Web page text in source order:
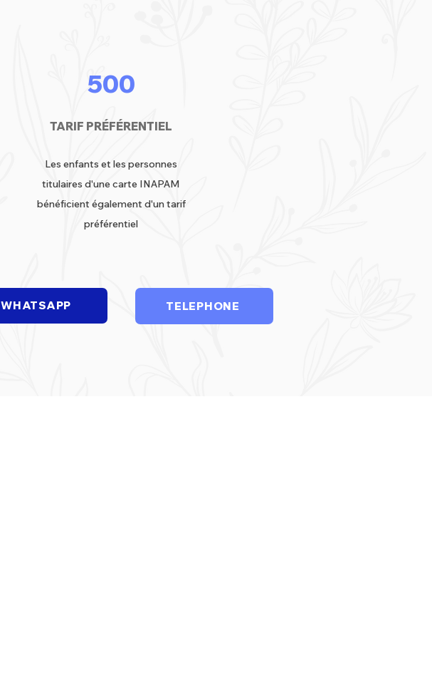
500
TARIF PRÉFÉRENTIEL
Les enfants et les personnes
titulaires d'une carte INAPAM
bénéficient également d'un tarif
préférentiel
WHATSAPP TELEPHONE